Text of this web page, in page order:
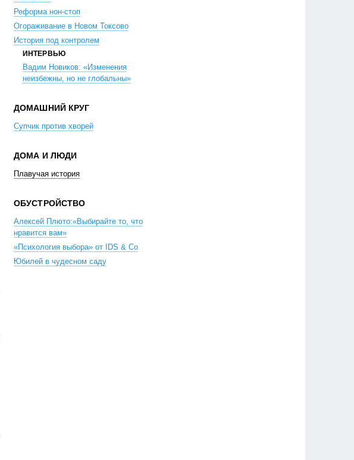
Реформа нон-стоп
Огораживание в Новом Токсово
История под контролем
ИНТЕРВЬЮ
Вадим Новиков: «Изменения
неизбежны, но не глобальны»
ДОМАШНИЙ КРУГ
Супчик против хворей
ДОМА И ЛЮДИ
Плавучая история
ОБУСТРОЙСТВО
Алексей Плюто:«Выбирайте то, что
нравится вам»
«Психология выбора» от IDS & Co
Юбилей в чудесном саду